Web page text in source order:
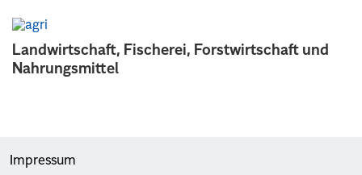
Landwirtschaft, Fischerei, Forstwirtschaft und
Nahrungsmittel
Impressum